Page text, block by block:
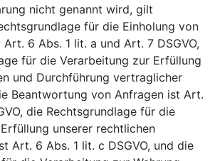
nicht genannt wird, gilt
für die Einholung von
6 Abs. 1 lit. a und Art. 7 DSGVO,
für die Verarbeitung zur Erfüllung
und Durchführung vertraglicher
Beantwortung von Anfragen ist Art.
die Rechtsgrundlage für die
unserer rechtlichen
Art. 6 Abs. 1 lit. c DSGVO, und die